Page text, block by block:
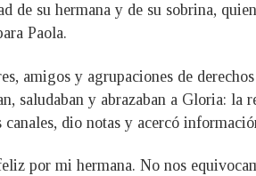
de su hermana y de su sobrina,
Paola.
amigos y agrupaciones de
saludaban y abrazaban a Gloria: la
canales, dio notas y acercó
por mi hermana. No nos